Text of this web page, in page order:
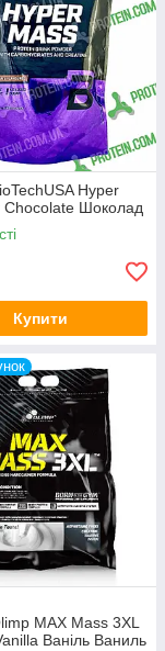
Hyper
Chocolate Шоколад
Купити
MAX Mass 3XL
Ваніль Ваниль